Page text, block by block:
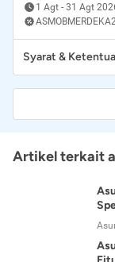
1 Agt - 31 Agt
Syarat &
Artikel terkait